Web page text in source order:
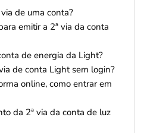
de uma conta?
emitir a 2ª via da conta
de energia da Light?
de conta Light sem login?
online, como entrar em
da 2ª via da conta de luz